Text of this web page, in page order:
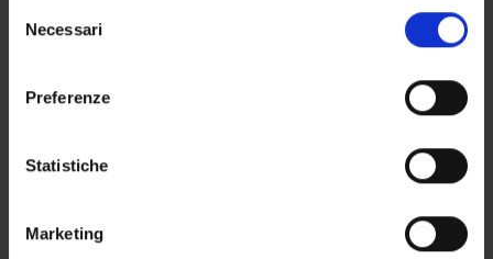
modificare o revocare il proprio consenso in qualsiasi
momento dalla Dichiarazione sui cookie o facendo clic
raccogliere informazioni sulla tua posizione
geografica, con un'approssimazione di qualche
Identificare il tuo dispositivo, scansionandolo
delNecessari
Preferenze
Statistiche
Marketing
AREE DI RICERCA